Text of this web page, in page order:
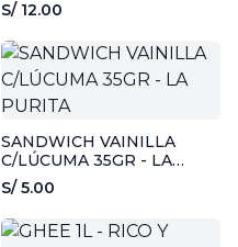
S/ 12.00
SANDWICH VAINILLA
C/LÚCUMA 35GR - LA
PURITA
S/ 5.00